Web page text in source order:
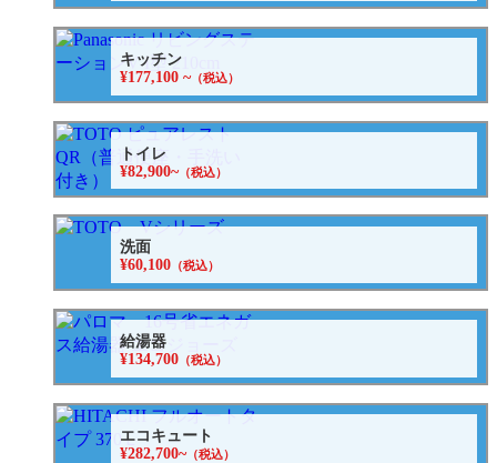
キッチン
¥177,100 ~（税込）
トイレ
¥82,900~（税込）
洗面
¥60,100 （税込）
給湯器
¥134,700 （税込）
エコキュート
¥282,700~（税込）